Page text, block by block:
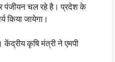
पंजीयन चल रहे है। प्रदेश के
किया जायेगा।
कृषि मंत्री ने एमपी